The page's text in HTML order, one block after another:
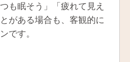
も眠そう」「疲れて見え
がある場合も、客観的に
です。